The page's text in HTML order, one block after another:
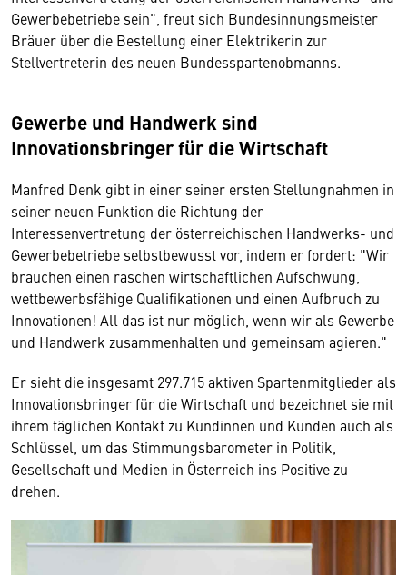
Gewerbebetriebe sein", freut sich Bundesinnungsmeister
Bräuer über die Bestellung einer Elektrikerin zur
Stellvertreterin des neuen Bundesspartenobmanns.
Gewerbe und Handwerk sind
Innovationsbringer für die Wirtschaft
Manfred Denk gibt in einer seiner ersten Stellungnahmen in
seiner neuen Funktion die Richtung der
Interessenvertretung der österreichischen Handwerks- und
Gewerbebetriebe selbstbewusst vor, indem er fordert: "Wir
brauchen einen raschen wirtschaftlichen Aufschwung,
wettbewerbsfähige Qualifikationen und einen Aufbruch zu
Innovationen! All das ist nur möglich, wenn wir als Gewerbe
und Handwerk zusammenhalten und gemeinsam agieren."
Er sieht die insgesamt 297.715 aktiven Spartenmitglieder als
Innovationsbringer für die Wirtschaft und bezeichnet sie mit
ihrem täglichen Kontakt zu Kundinnen und Kunden auch als
Schlüssel, um das Stimmungsbarometer in Politik,
Gesellschaft und Medien in Österreich ins Positive zu
drehen.